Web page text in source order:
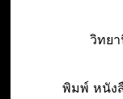
วิทย
พิมพ์ หนัง